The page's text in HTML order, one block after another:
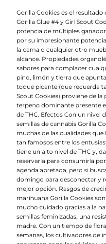
Gorilla Cookies es el
Gorilla Glue #4 y Girl Scout
potencia de múltiples
por su impresionante
la cama o cualquier otro
alcance. Propiedades
sabores para complacer
pino, limón y tierra que
toque picante (que recuerda
Scout Cookies) proviene de la
terpeno dominante presente
de THC. Efectos Con un nivel
semillas de cannabis Gorilla
muchas de las cualidades
tan famosos entre los
tiene un alto nivel de THC y,
reservarla para consumirla
agenda apretada, pero si
domingo para desconectar y
mejor opción. Rasgos de
marihuana Gorilla Cookies
mucho cuidado gracias a la
semillas feminizadas, una
madre. Con un tiempo de
semanas, los cultivadores de